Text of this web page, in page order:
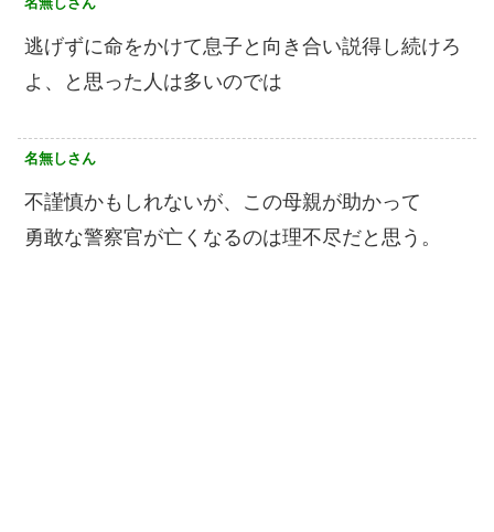
逃げずに命をかけて息子と向き合い説得し続けろ
よ、と思った人は多いのでは
名無しさん
不謹慎かもしれないが、この母親が助かって
勇敢な警察官が亡くなるのは理不尽だと思う。